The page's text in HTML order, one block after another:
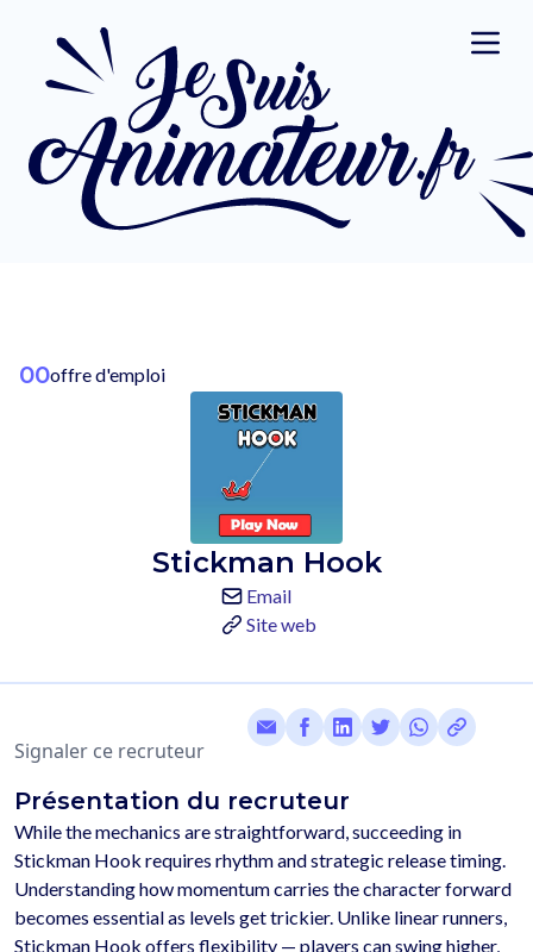
00offre d'emploi
Stickman Hook
Email
Site web
Signaler ce recruteur
Présentation du recruteur
While the mechanics are straightforward, succeeding in
Stickman Hook requires rhythm and strategic release timing.
Understanding how momentum carries the character forward
becomes essential as levels get trickier. Unlike linear runners,
Stickman Hook offers flexibility — players can swing higher,